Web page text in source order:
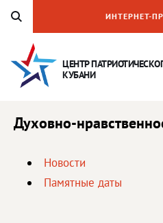
ЦЕНТР
КУБАНИ
ИНТЕРНЕТ-
Духовно-
Новости
Памятные даты